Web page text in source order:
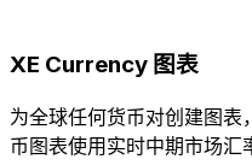
XE Currency 图表
为全球任何货币对创建图表
币图表使用实时中期市场汇